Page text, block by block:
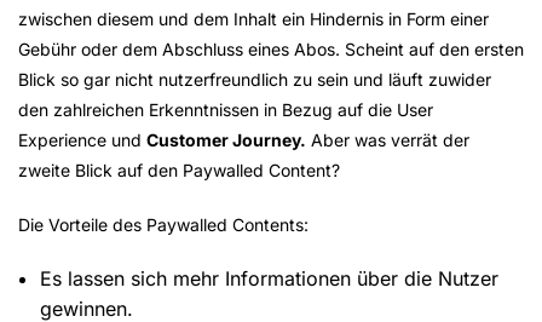
zwischen diesem und dem Inhalt ein Hindernis in Form einer
Gebühr oder dem Abschluss eines Abos. Scheint auf den ersten
Blick so gar nicht nutzerfreundlich zu sein und läuft zuwider
den zahlreichen Erkenntnissen in Bezug auf die User
Experience und Customer Journey. Aber was verrät der
zweite Blick auf den Paywalled Content?
Die Vorteile des Paywalled Contents:
Es lassen sich mehr Informationen über die Nutzer
gewinnen.